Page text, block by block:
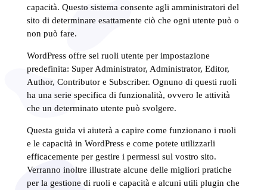
capacità. Questo sistema consente agli amministratori del
sito di determinare esattamente ciò che ogni utente può o
non può fare.
WordPress offre sei ruoli utente per impostazione
predefinita: Super Administrator, Administrator, Editor,
Author, Contributor e Subscriber. Ognuno di questi ruoli
ha una serie specifica di funzionalità, ovvero le attività
che un determinato utente può svolgere.
Questa guida vi aiuterà a capire come funzionano i ruoli
e le capacità in WordPress e come potete utilizzarli
efficacemente per gestire i permessi sul vostro sito.
Verranno inoltre illustrate alcune delle migliori pratiche
per la gestione di ruoli e capacità e alcuni utili plugin che